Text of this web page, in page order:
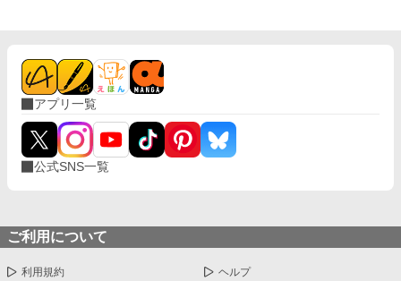
アプリ一覧
公式SNS一覧
ご利用について
利用規約 ヘルプ